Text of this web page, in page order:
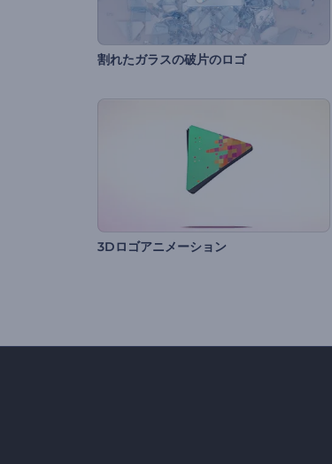
割れたガラスの破片のロゴ
3Dロゴアニメーション